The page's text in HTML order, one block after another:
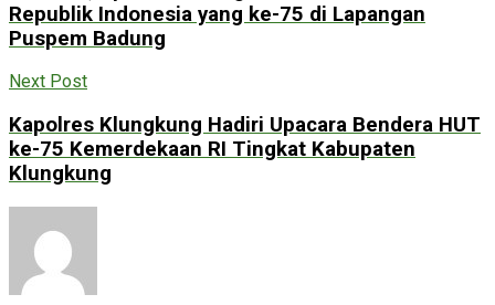
Republik Indonesia yang ke-75 di Lapangan
Puspem Badung
Next Post
Kapolres Klungkung Hadiri Upacara Bendera HUT
ke-75 Kemerdekaan RI Tingkat Kabupaten
Klungkung